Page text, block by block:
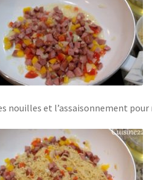
nouilles et l’assaisonnement pour